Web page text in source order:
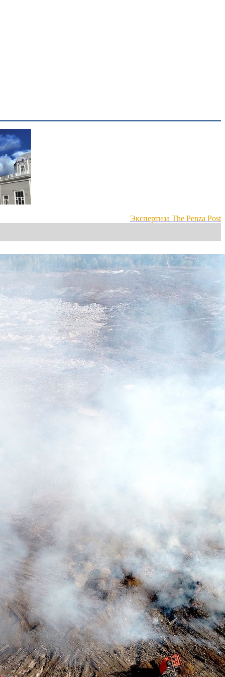
Экспертиза The Penza Post